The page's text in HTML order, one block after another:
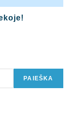
PAIEŠKA